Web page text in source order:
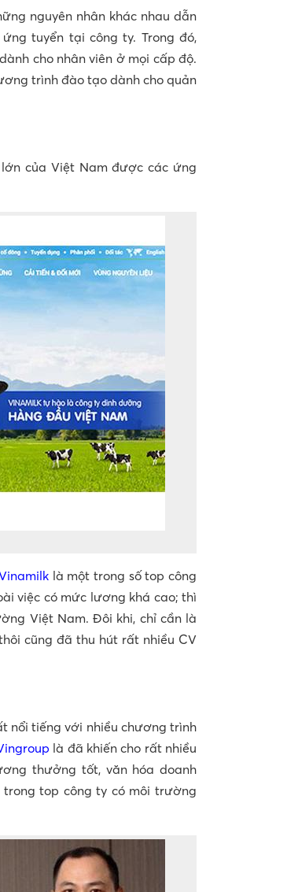
nguyên nhân khác nhau dẫn
tuyển tại công ty. Trong đó,
cho nhân viên ở mọi cấp độ.
trình đào tạo dành cho quản
của Việt Nam được các ứng
là một trong số top công
việc có mức lương khá cao; thì
Việt Nam. Đôi khi, chỉ cần là
cũng đã thu hút rất nhiều CV
nổi tiếng với nhiều chương trình
là đã khiến cho rất nhiều
thưởng tốt, văn hóa doanh
top công ty có môi trường